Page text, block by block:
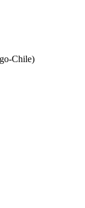
Chile)